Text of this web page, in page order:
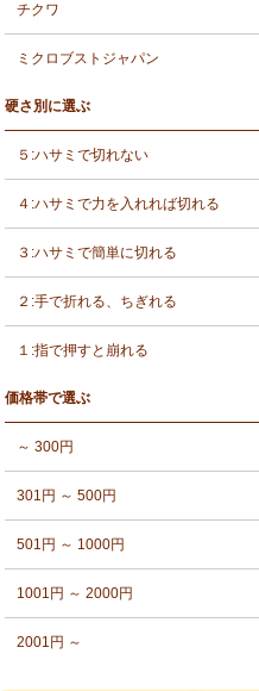
チクワ
ミクロブストジャパン
硬さ別に選ぶ
５:ハサミで切れない
４:ハサミで力を入れれば切れる
３:ハサミで簡単に切れる
２:手で折れる、ちぎれる
１:指で押すと崩れる
価格帯で選ぶ
～ 300円
301円 ～ 500円
501円 ～ 1000円
1001円 ～ 2000円
2001円 ～